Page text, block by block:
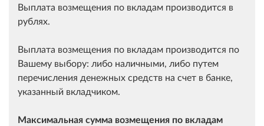
Выплата возмещения по вкладам производится в
рублях.
Выплата возмещения по вкладам производится по
Вашему выбору: либо наличными, либо путем
перечисления денежных средств на счет в банке,
указанный вкладчиком.
Максимальная сумма возмещения по вкладам